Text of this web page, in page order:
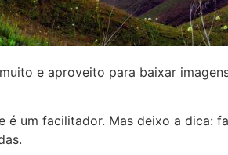
e aproveito para baixar
um facilitador. Mas deixo a dica: